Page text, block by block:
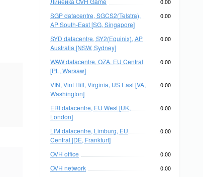
SGP datacentre, SGCS2(Telstra),
AP South-East [SG, Singapore]
0.00
SYD datacentre, SY2(Equinix), AP
Australia [NSW, Sydney]
0.00
WAW datacentre, OZA, EU Central
[PL, Warsaw]
0.00
VIN, Vint Hill, Virginia, US East [VA,
Washington]
0.00
ERI datacentre, EU West [UK,
London]
0.00
LIM datacentre, Limburg, EU
Central [DE, Frankfurt]
0.00
OVH office 0.00
OVH network 0.00